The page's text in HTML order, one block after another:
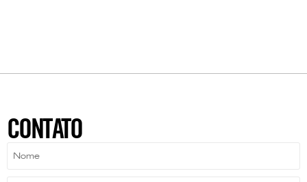
CONTATO